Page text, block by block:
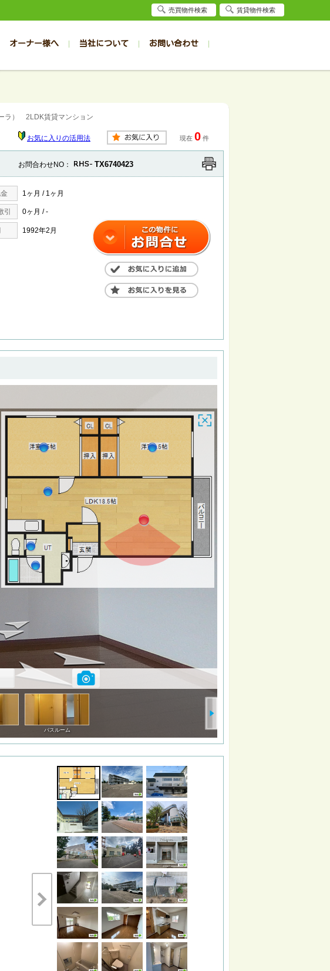
帯広の賃貸物件一覧
帯広の賃貸アパート
帯広の賃貸マンション
帯広の賃貸事務所
帯広の1R～1K
帯広の2K～2LDK
旭川の賃貸物件一覧
旭川の賃貸アパート
旭川の賃貸マンション
旭川の賃貸事務所
旭川の1R～1K
旭川の2K～2LDK
オーナー様へ 当社について お問い合わせ
帯広店）
ラ） 2LDK賃貸マンション
お気に入りの活用法 現在 0 件
お問合わせNO： TX6740423
1ヶ月 / 1ヶ月
引 0ヶ月 / -
1992年2月
売買物件検索 賃貸物件検索